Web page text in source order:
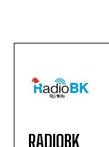
RADIOBK